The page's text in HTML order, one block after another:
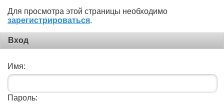
Для просмотра этой страницы необходимо
зарегистрироваться.
Вход
Имя:
Пароль: